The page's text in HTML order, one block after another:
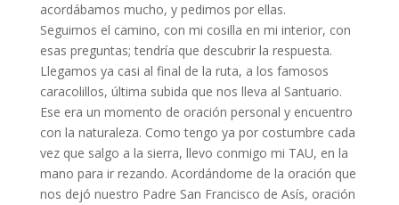
acordábamos mucho, y pedimos por ellas.
Seguimos el camino, con mi cosilla en mi interior, con
esas preguntas; tendría que descubrir la respuesta.
Llegamos ya casi al final de la ruta, a los famosos
caracolillos, última subida que nos lleva al Santuario.
Ese era un momento de oración personal y encuentro
con la naturaleza. Como tengo ya por costumbre cada
vez que salgo a la sierra, llevo conmigo mi TAU, en la
mano para ir rezando. Acordándome de la oración que
nos dejó nuestro Padre San Francisco de Asís, oración